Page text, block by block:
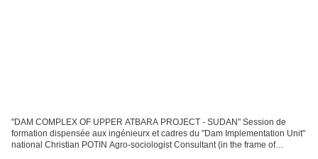
"DAM COMPLEX OF UPPER ATBARA PROJECT - SUDAN" Session de
formation dispensée aux ingénieurx et cadres du "Dam Implementation Unit"
national Christian POTIN Agro-sociologist Consultant (in the frame of